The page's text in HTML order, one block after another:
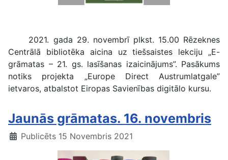
2021. gada 29. novembrī plkst. 15.00 Rēzeknes
Centrālā bibliotēka aicina uz tiešsaistes lekciju „E-
grāmatas – 21. gs. lasīšanas izaicinājums”. Pasākums
notiks projekta „Europe Direct Austrumlatgale”
ietvaros, atbalstot Eiropas Savienības digitālo kursu.
Jaunās grāmatas. 16. novembris
Publicēts 15 Novembris 2021